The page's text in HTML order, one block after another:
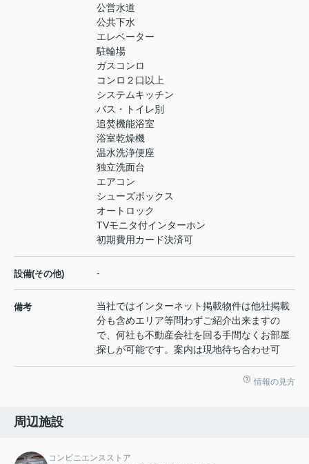
公営水道
公共下水
エレベーター
駐輪場
ガスコンロ
コンロ２口以上
システムキッチン
バス・トイレ別
追焚機能浴室
浴室乾燥機
温水洗浄便座
独立洗面台
エアコン
シューズボックス
オートロック
TVモニタ付インターホン
初期費用カード決済可
設備(その他) -
備考
当社ではインターネット掲載物件は他社掲載
分も含めエリア等問わずご紹介出来ますの
で、何社も不動産会社を回る手間なくお部屋
探しが可能です。案内は現地待ち合わせ可
情報の見方
周辺施設
コンビニエンスストア